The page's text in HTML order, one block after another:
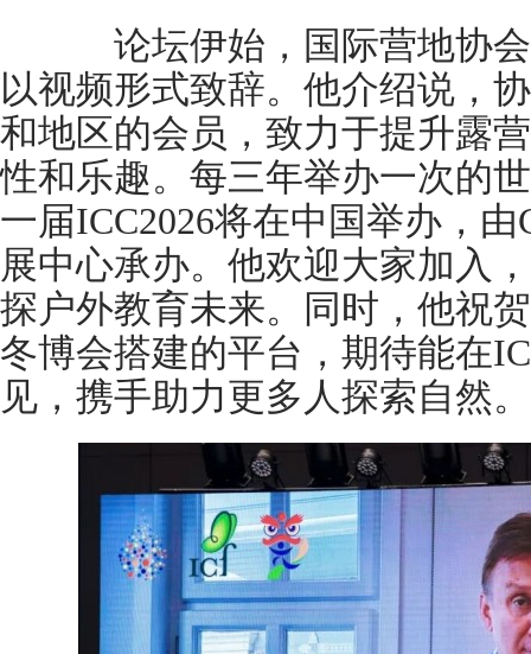
论坛伊始，国际营地协会
以视频形式致辞。他介绍说，
和地区的会员，致力于提升露
性和乐趣。每三年举办一次的
一届ICC2026将在中国举办，
展中心承办。他欢迎大家加入
探户外教育未来。同时，他祝
冬博会搭建的平台，期待能在
见，携手助力更多人探索自然。